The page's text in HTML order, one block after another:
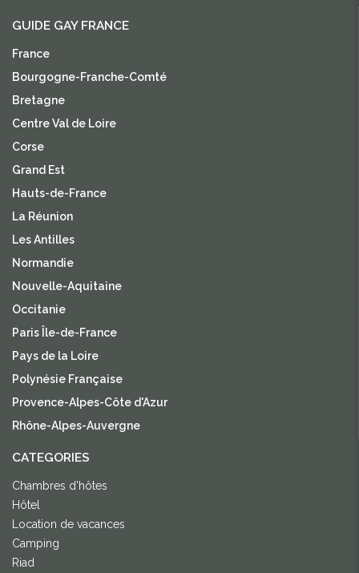
GUIDE GAY FRANCE
France
Bourgogne-Franche-Comté
Bretagne
Centre Val de Loire
Corse
Grand Est
Hauts-de-France
La Réunion
Les Antilles
Normandie
Nouvelle-Aquitaine
Occitanie
Paris Île-de-France
Pays de la Loire
Polynésie Française
Provence-Alpes-Côte d'Azur
Rhône-Alpes-Auvergne
CATEGORIES
Chambres d'hôtes
Hôtel
Location de vacances
Camping
Riad